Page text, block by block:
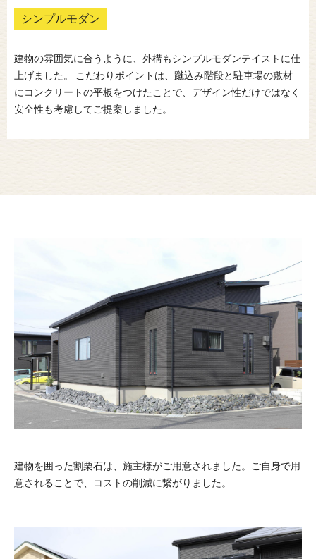
シンプルモダン
建物の雰囲気に合うように、外構もシンプルモダンテイストに仕
上げました。 こだわりポイントは、蹴込み階段と駐車場の敷材
にコンクリートの平板をつけたことで、デザイン性だけではなく
安全性も考慮してご提案しました。
建物を囲った割栗石は、施主様がご用意されました。ご自身で用
意されることで、コストの削減に繋がりました。